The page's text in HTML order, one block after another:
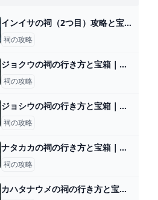
インイサの祠（2つ目）攻略と宝箱｜組み合わせる力
祠の攻略
ジョクウの祠の行き方と宝箱｜ラウルの祝福
祠の攻略
ジョシウの祠の行き方と宝箱｜ラウルの祝福
祠の攻略
ナタカカの祠の行き方と宝箱｜ラウルの祝福
祠の攻略
カハタナウメの祠の行き方と宝箱｜ラウルの祝福